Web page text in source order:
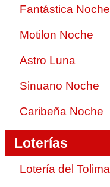
Fantástica Noche
Motilon Noche
Astro Luna
Sinuano Noche
Caribeña Noche
Loterías
Lotería del Tolima